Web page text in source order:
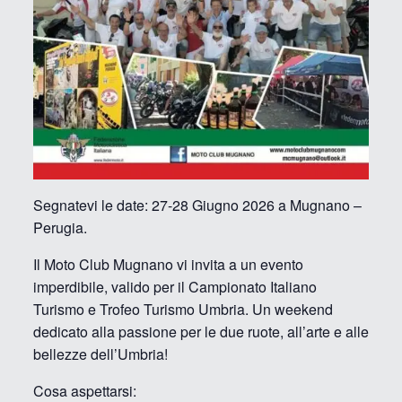
Segnatevi le date: 27-28 Giugno 2026 a Mugnano –
Perugia.
​Il Moto Club Mugnano vi invita a un evento
imperdibile, valido per il Campionato Italiano
Turismo e Trofeo Turismo Umbria. Un weekend
dedicato alla passione per le due ruote, all’arte e alle
bellezze dell’Umbria!
​Cosa aspettarsi: